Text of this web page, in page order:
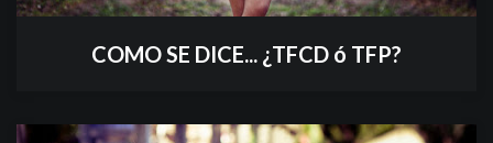
COMO SE DICE... ¿TFCD ó TFP?